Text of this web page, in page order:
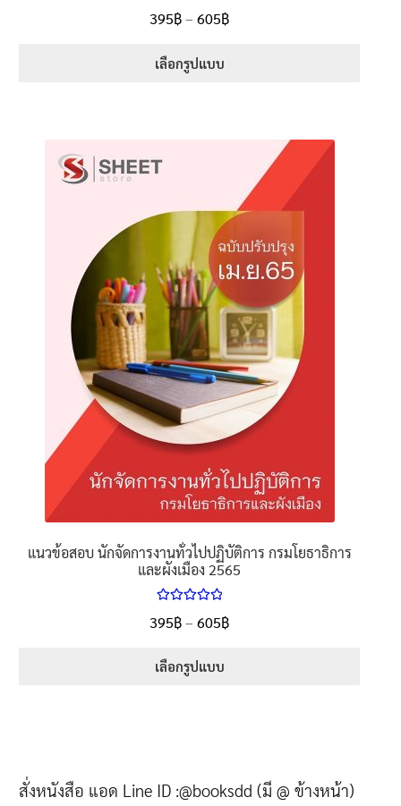
ให้คะแนน
5.00
ตั้งแต่
395฿– 605฿
เลือกรูปแบบ
แนวข้อสอบ นักจัดการงานทั่วไปปฏิบัติการ กรมโยธาธิการ
และผังเมือง 2565
5.00
ตั้งแต่
395฿– 605฿
เลือกรูปแบบ
สั่งหนังสือ แอด Line ID :@booksdd (มี @ ข้างหน้า)